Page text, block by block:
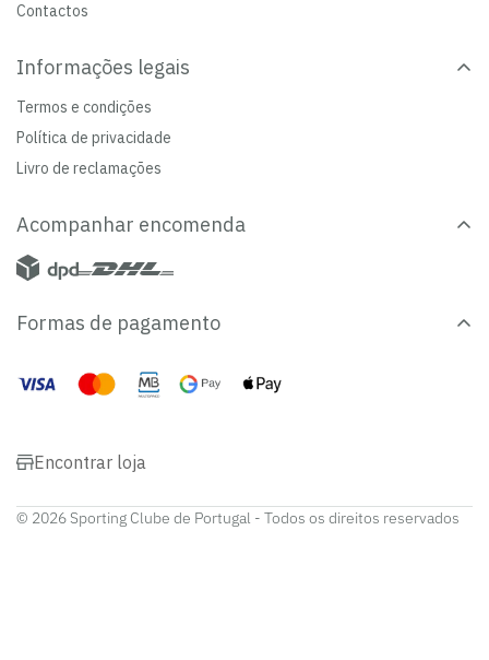
Contactos
Informações legais
Termos e condições
Política de privacidade
Livro de reclamações
Acompanhar encomenda
Formas de pagamento
Encontrar loja
© 2026 Sporting Clube de Portugal - Todos os direitos reservados